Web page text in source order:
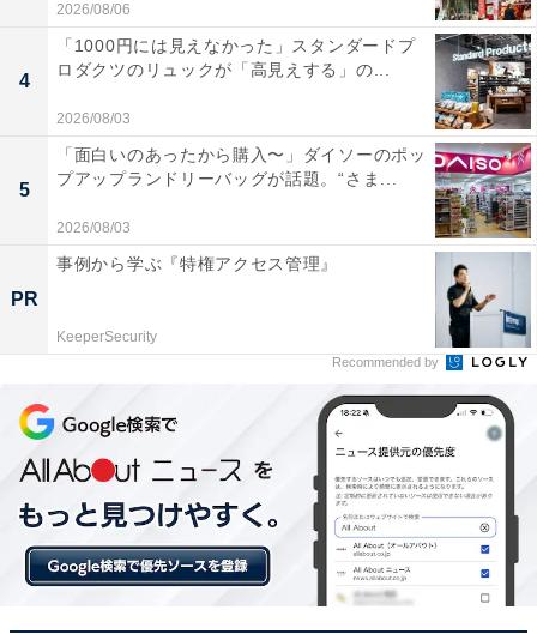
2026/08/06
4
「1000円には見えなかった」スタンダードプ
ロダクツのリュックが「高見えする」の...
2026/08/03
5
「面白いのあったから購入〜」ダイソーのポッ
プアップランドリーバッグが話題。“さま...
2026/08/03
PR
事例から学ぶ『特権アクセス管理』
KeeperSecurity
Recommended by